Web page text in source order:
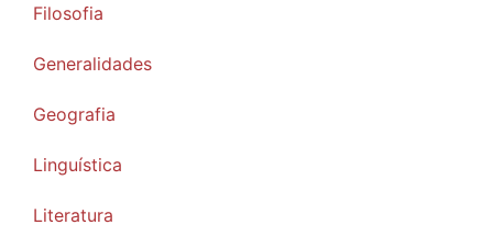
Filosofia
Generalidades
Geografia
Linguística
Literatura